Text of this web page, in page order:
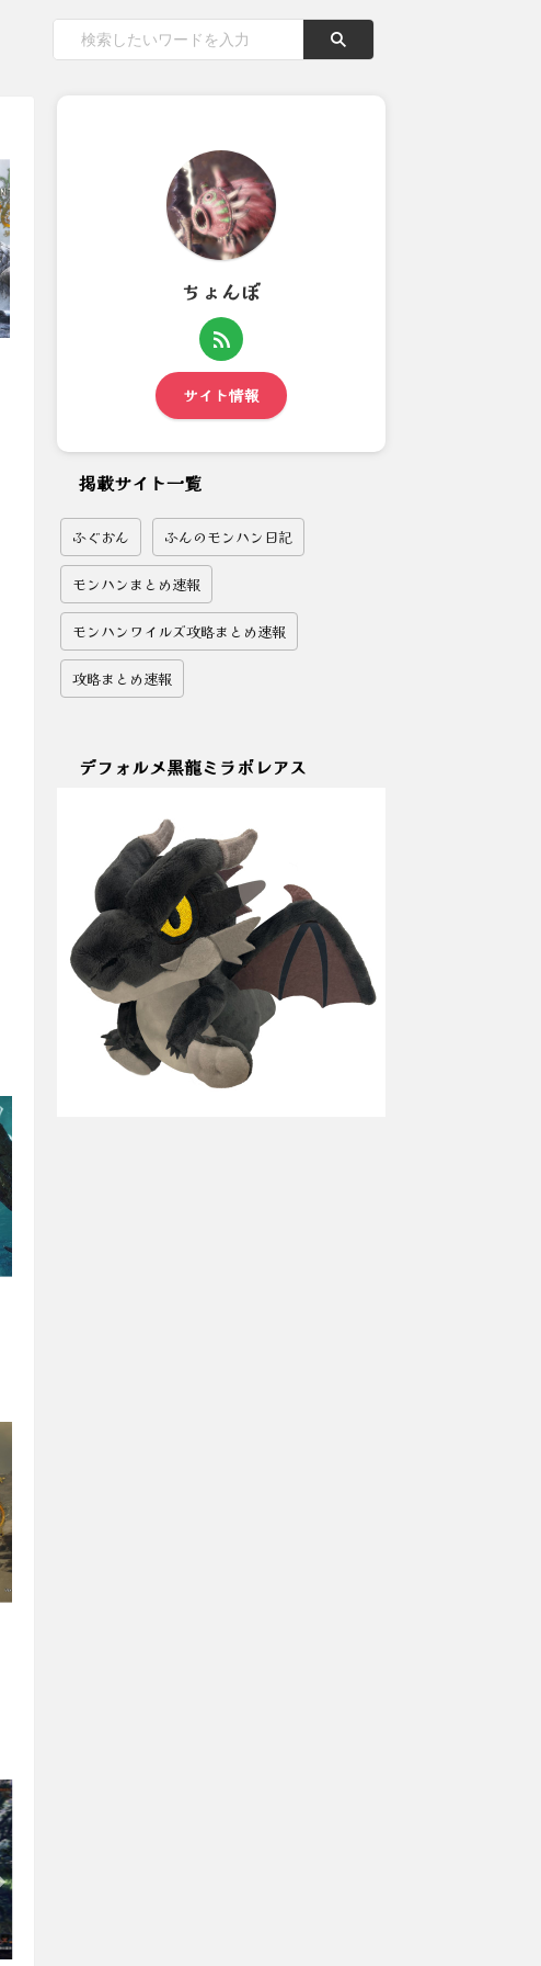
【モンハンワイルズ】罠素材と
種以外に採取依頼したほうが...
ちょんぼ
サイト情報
掲載サイト一覧
ふぐおん ふんのモンハン日記
モンハンまとめ速報
モンハンワイルズ攻略まとめ速報
攻略まとめ速報
デフォルメ黒龍ミラボレアス